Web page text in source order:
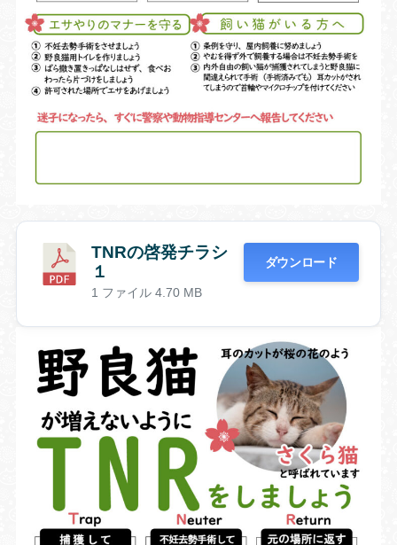
TNRの啓発チラシ
１
1 ファイル4.70 MB
ダウンロード